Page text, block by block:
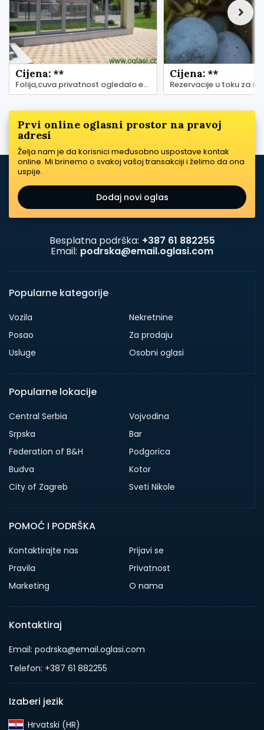
Cijena: **
Folija,cuva privatnost ogledalo efektom
Cijena: **
Prvi online oglasni prostor na pravoj
adresi
Želja nam je da korisnici međusobno uspostave kontak
online. Mi brinemo o svakoj vašoj transakciji i želimo da ona
uspije.
Dodaj novi oglas
Besplatna podrška: +387 61 882255
Email: podrska@email.oglasi.com
Popularne kategorije
Vozila
Nekretnine
Posao
Za prodaju
Usluge
Osobni oglasi
Popularne lokacije
Central Serbia
Vojvodina
Srpska
Bar
Federation of B&H
Podgorica
Budva
Kotor
City of Zagreb
Sveti Nikole
POMOĆ I PODRŠKA
Kontaktirajte nas
Prijavi se
Pravila
Privatnost
Marketing
O nama
Kontaktiraj
Email: podrska@email.oglasi.com
Telefon: +387 61 882255
Izaberi jezik
Hrvatski (HR)‎